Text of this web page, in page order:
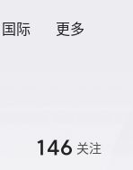
国际 更多
146 关注